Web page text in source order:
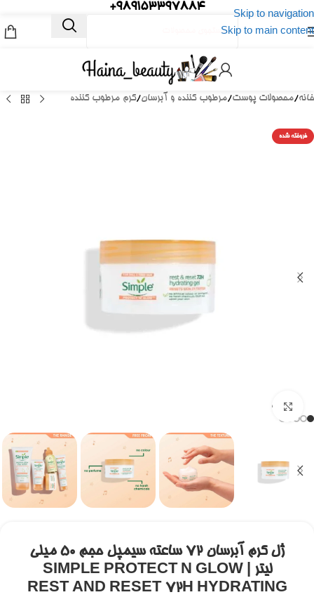
Skip to navigation
Skip to main content
989153397884+
خانه/محصولات پوست/مرطوب کننده و آبرسان/کرم مرطوب کننده
فروخته شده
برای بزرگنمایی کلیک کنید
ژل کرم آبرسان 72 ساعته سیمپل حجم 50 میلی
لیتر | SIMPLE PROTECT N GLOW
REST AND RESET 72H HYDRATING